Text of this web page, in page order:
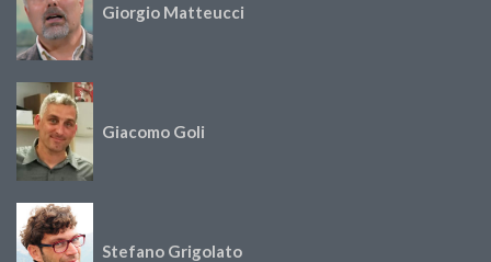
Giorgio Matteucci
Giacomo Goli
Stefano Grigolato